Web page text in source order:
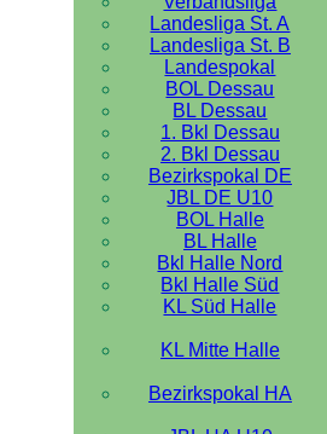
Landesliga St. A
Landesliga St. B
Landespokal
BOL Dessau
BL Dessau
1. Bkl Dessau
2. Bkl Dessau
Bezirkspokal DE
JBL DE U10
BOL Halle
BL Halle
Bkl Halle Nord
Bkl Halle Süd
KL Süd Halle
KL Mitte Halle
Bezirkspokal HA